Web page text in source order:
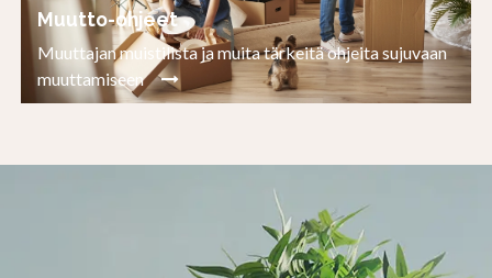
Muutto-ohjeet
Muuttajan muistilista ja muita tärkeitä ohjeita sujuvaan
muuttamiseen